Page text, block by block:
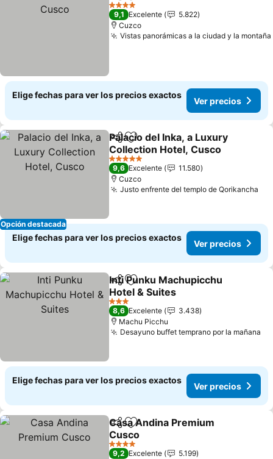
4 Estrellas
9,1 Excelente
5.822
Cuzco
Vistas panorámicas a la ciudad y la montaña
Elige fechas para ver los precios exactos
Ver precios
Opción destacada
CompartirAgregar a favoritos
Palacio del Inka, a Luxury
Collection Hotel, Cusco
Ver precios
5 Estrellas
9,6 Excelente
11.580
Cuzco
Justo enfrente del templo de Qorikancha
Elige fechas para ver los precios exactos
Ver precios
CompartirAgregar a favoritos
Inti Punku Machupicchu
Hotel & Suites
Ver precios
3 Estrellas
8,6 Excelente
3.438
Machu Picchu
Desayuno buffet temprano por la mañana
Elige fechas para ver los precios exactos
Ver precios
CompartirAgregar a favoritos
Casa Andina Premium
Cusco
Ver precios
4 Estrellas
9,2 Excelente
5.199